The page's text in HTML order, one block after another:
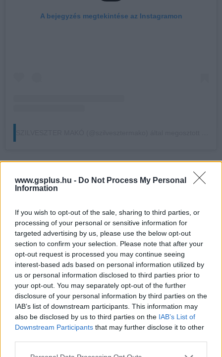
www.gsplus.hu - Do Not Process My Personal
Information
If you wish to opt-out of the sale, sharing to third parties, or
processing of your personal or sensitive information for
targeted advertising by us, please use the below opt-out
section to confirm your selection. Please note that after your
opt-out request is processed you may continue seeing
interest-based ads based on personal information utilized by
us or personal information disclosed to third parties prior to
your opt-out. You may separately opt-out of the further
disclosure of your personal information by third parties on the
IAB’s list of downstream participants. This information may
also be disclosed by us to third parties on the IAB’s List of
Downstream Participants that may further disclose it to other
Please note that this website/app uses one or more Google
A bejegyzés megtekintése az Instagramon
Makó Szilveszterrel 2018-bana 24.hu készített
hosszabb interjút.
SMASH by Meló-Diák: Homok, zene és a nyár legjobb
hangulata – Jön a második forduló! (X)
Július végén folytatódik a balatoni strandröplabda-
sorozat.
Címkék: #rihanna #makó szilveszter